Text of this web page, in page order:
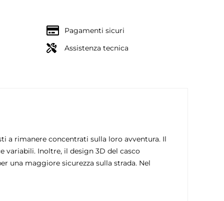
Pagamenti sicuri
Assistenza tecnica
a rimanere concentrati sulla loro avventura. Il
variabili. Inoltre, il design 3D del casco
una maggiore sicurezza sulla strada. Nel